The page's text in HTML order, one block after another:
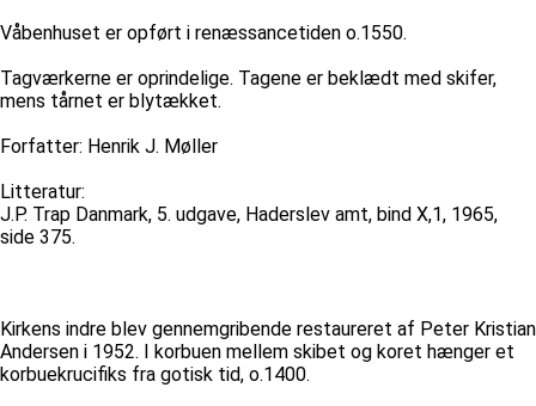
Våbenhuset er opført i renæssancetiden o.1550.
Tagværkerne er oprindelige. Tagene er beklædt med skifer,
mens tårnet er blytækket.
Forfatter: Henrik J. Møller
Litteratur:
J.P. Trap Danmark, 5. udgave, Haderslev amt, bind X,1, 1965,
side 375.
Kirkens indre blev gennemgribende restaureret af Peter Kristian
Andersen i 1952. I korbuen mellem skibet og koret hænger et
korbuekrucifiks fra gotisk tid, o.1400.